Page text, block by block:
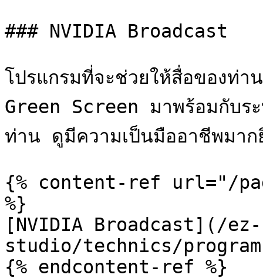
### NVIDIA Broadcast
โปรแกรมที่จะช่วยให้สื่อของท่า
Green Screen มาพร้อมกับระ
ท่าน ดูมีความเป็นมืออาชีพมาก
{% content-ref url="/
%}
[NVIDIA Broadcast](/ez-
studio/technics/
{% endcontent-ref %}